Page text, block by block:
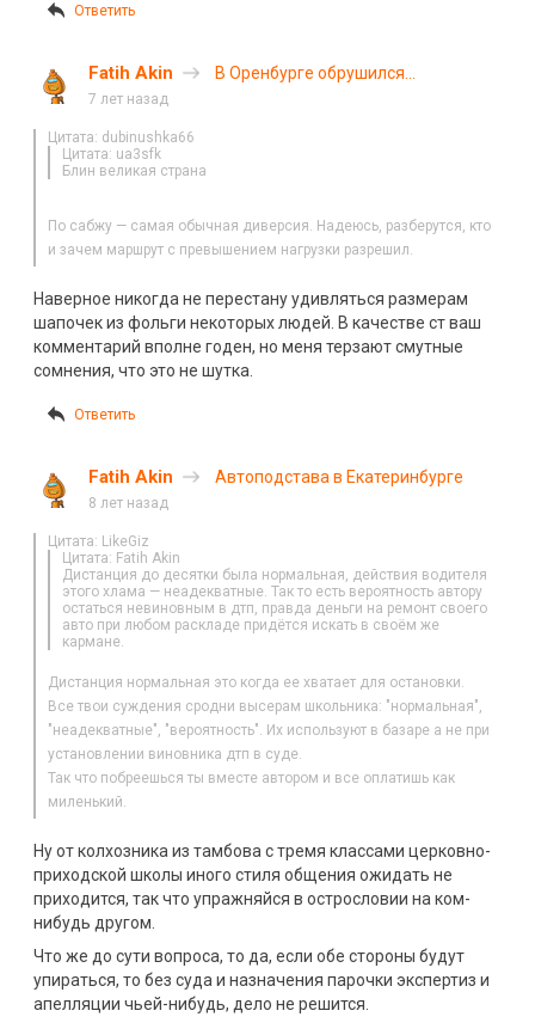
Ответить
Fatih Akin
В Оренбурге обрушился
7 лет назад
Цитата: dubinushka66
Цитата: ua3sfk
Блин великая страна
По сабжу — самая обычная диверсия. Надеюсь, разберутся, кто
и зачем маршрут с превышением нагрузки разрешил.
Наверное никогда не перестану удивляться размерам
шапочек из фольги некоторых людей. В качестве ст ваш
комментарий вполне годен, но меня терзают смутные
сомнения, что это не шутка.
Ответить
Fatih Akin Автоподстава в Екатеринбурге
8 лет назад
Цитата: LikeGiz
Цитата: Fatih Akin
Дистанция до десятки была нормальная, действия водителя
этого хлама — неадекватные. Так то есть вероятность автору
остаться невиновным в дтп, правда деньги на ремонт своего
авто при любом раскладе придётся искать в своём же
кармане.
Дистанция нормальная это когда ее хватает для остановки.
Все твои суждения сродни высерам школьника: "нормальная",
"неадекватные", "вероятность". Их используют в базаре а не при
установлении виновника дтп в суде.
Так что побреешься ты вместе автором и все оплатишь как
миленький.
Ну от колхозника из тамбова с тремя классами церковно-
приходской школы иного стиля общения ожидать не
приходится, так что упражняйся в острословии на ком-
нибудь другом.
Что же до сути вопроса, то да, если обе стороны будут
упираться, то без суда и назначения парочки экспертиз и
апелляции чьей-нибудь, дело не решится.